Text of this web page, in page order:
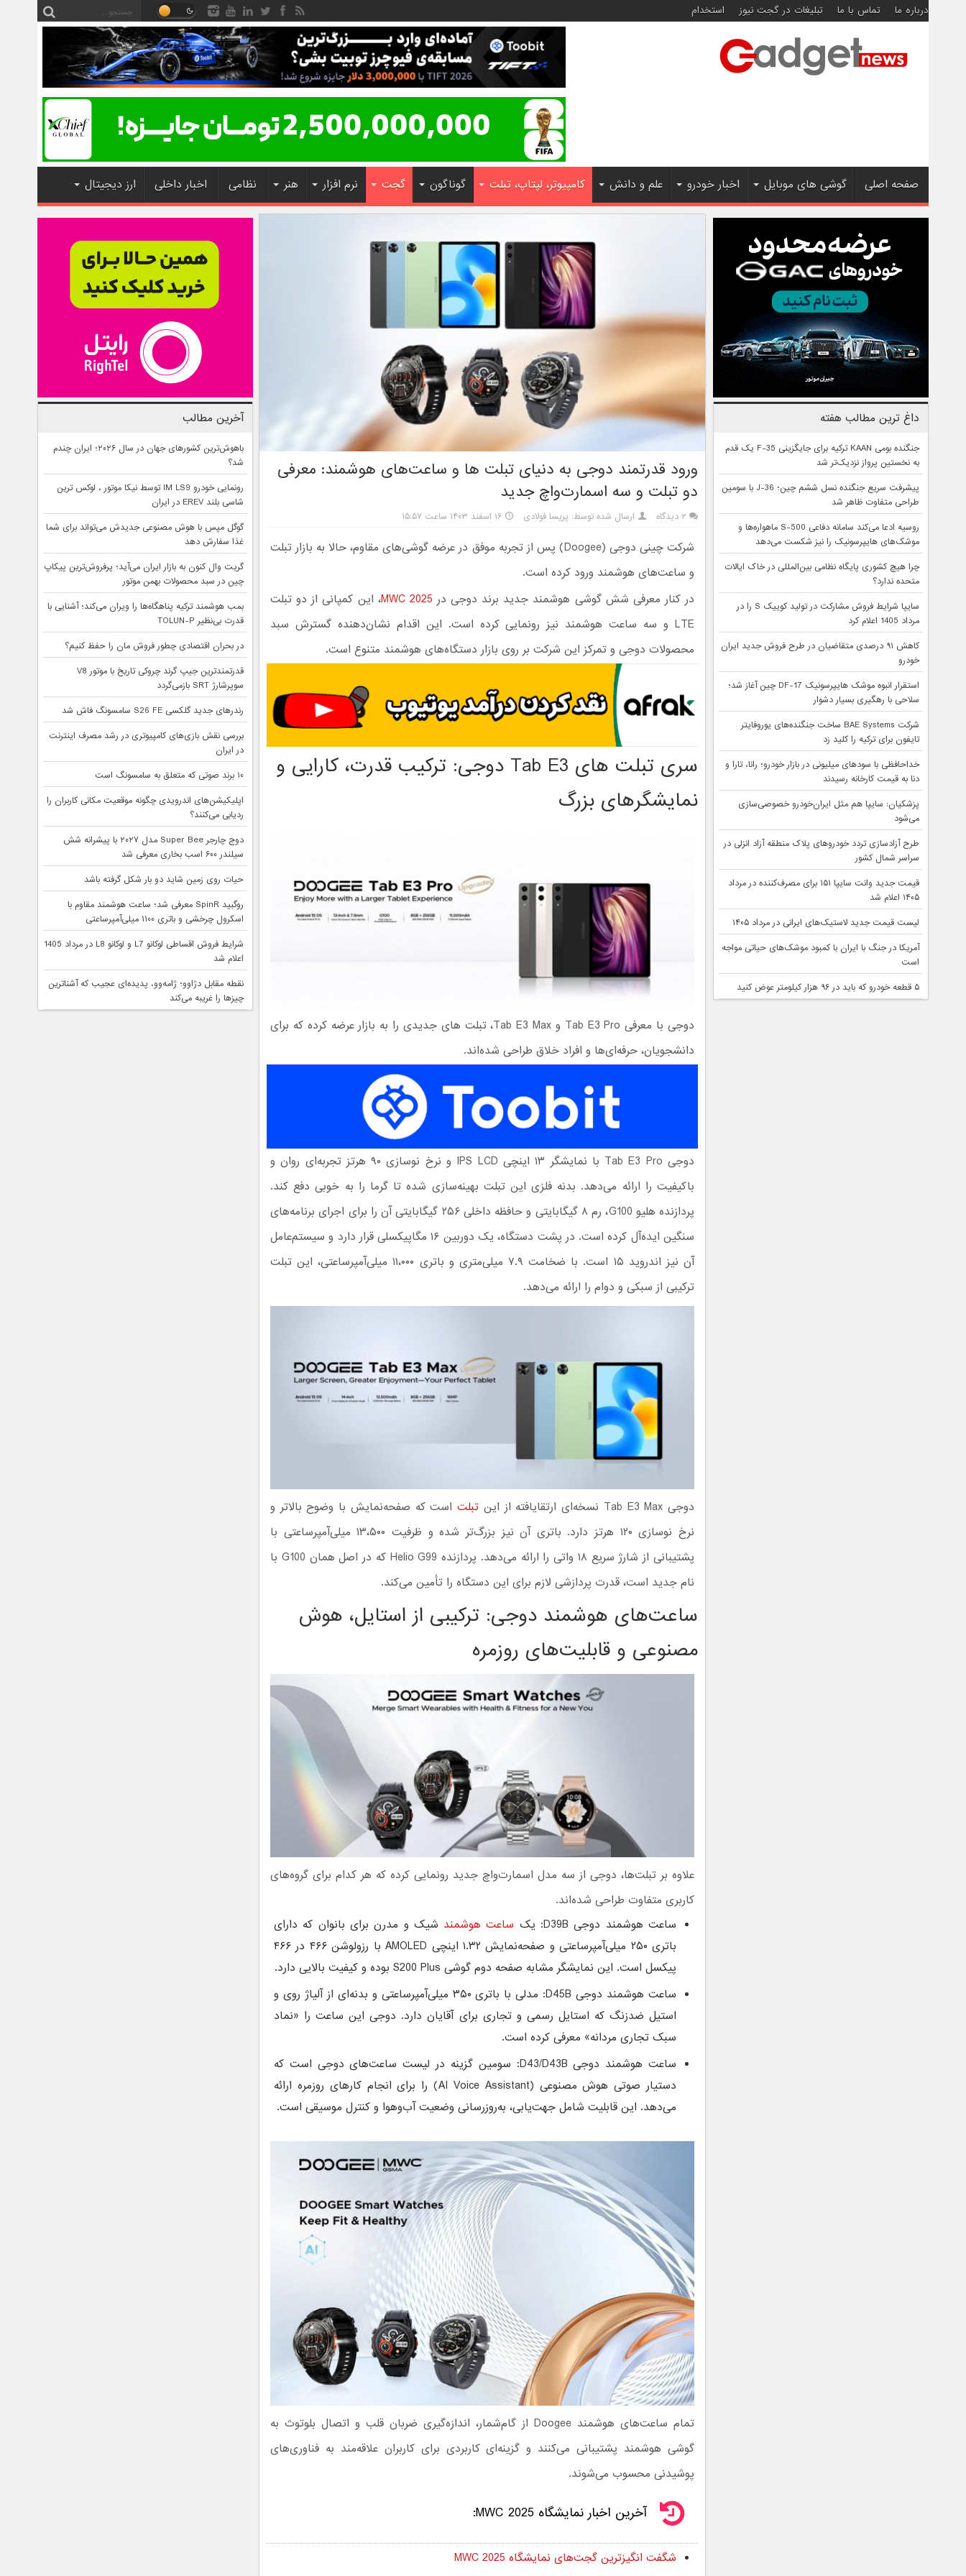
درباره ما تماس با ما تبلیغات در گجت نیوز استخدام
صفحه اصلی گوشی های موبایل اخبار خودرو علم و دانش کامپیوتر، لپتاپ، تبلت گوناگون گجت نرم افزار هنر نظامی اخبار داخلی ارز دیجیتال
ورود قدرتمند دوجی به دنیای تبلت ها و ساعت‌های هوشمند: معرفی
دو تبلت و سه اسمارت‌واچ جدید
۲ دیدگاه ارسال شده توسط: پریسا فولادی ۱۶ اسفند ۱۴۰۳ ساعت ۱۵:۵۷
شرکت چینی دوجی (Doogee) پس از تجربه موفق در عرضه گوشی‌های مقاوم، حالا به بازار تبلت
و ساعت‌های هوشمند ورود کرده است.
در کنار معرفی شش گوشی هوشمند جدید برند دوجی در MWC 2025، این کمپانی از دو تبلت
LTE و سه ساعت هوشمند نیز رونمایی کرده است. این اقدام نشان‌دهنده گسترش سبد
محصولات دوجی و تمرکز این شرکت بر روی بازار دستگاه‌های هوشمند متنوع است.
سری تبلت های Tab E3 دوجی: ترکیب قدرت، کارایی و
نمایشگرهای بزرگ
دوجی با معرفی Tab E3 Pro و Tab E3 Max، تبلت های جدیدی را به بازار عرضه کرده که برای
دانشجویان، حرفه‌ای‌ها و افراد خلاق طراحی شده‌اند.
دوجی Tab E3 Pro با نمایشگر ۱۳ اینچی IPS LCD و نرخ نوسازی ۹۰ هرتز تجربه‌ای روان و
باکیفیت را ارائه می‌دهد. بدنه فلزی این تبلت بهینه‌سازی شده تا گرما را به خوبی دفع کند.
پردازنده هلیو G100، رم ۸ گیگابایتی و حافظه داخلی ۲۵۶ گیگابایتی آن را برای اجرای برنامه‌های
سنگین ایده‌آل کرده است. در پشت دستگاه، یک دوربین ۱۶ مگاپیکسلی قرار دارد و سیستم‌عامل
آن نیز اندروید ۱۵ است. با ضخامت ۷.۹ میلی‌متری و باتری ۱۱،۰۰۰ میلی‌آمپرساعتی، این تبلت
ترکیبی از سبکی و دوام را ارائه می‌دهد.
دوجی Tab E3 Max نسخه‌ای ارتقا‌یافته از این تبلتاست که صفحه‌نمایش با وضوح بالاتر و
نرخ نوسازی ۱۲۰ هرتز دارد. باتری آن نیز بزرگ‌تر شده و ظرفیت ۱۳،۵۰۰ میلی‌آمپرساعتی با
پشتیبانی از شارژ سریع ۱۸ واتی را ارائه می‌دهد. پردازنده Helio G99 که در اصل همان G100 با
نام جدید است، قدرت پردازشی لازم برای این دستگاه را تأمین می‌کند.
ساعت‌های هوشمند دوجی: ترکیبی از استایل، هوش
مصنوعی و قابلیت‌های روزمره
علاوه بر تبلت‌ها، دوجی از سه مدل اسمارت‌واچ جدید رونمایی کرده که هر کدام برای گروه‌های
کاربری متفاوت طراحی شده‌اند.
ساعت هوشمند دوجی D39B: یک
ساعت هوشمند شیک و مدرن برای بانوان که دارای
باتری ۲۵۰ میلی‌آمپرساعتی و صفحه‌نمایش ۱.۳۲ اینچی AMOLED با رزولوشن ۴۶۶ در ۴۶۶
پیکسل است. این نمایشگر مشابه صفحه دوم گوشی S200 Plus بوده و کیفیت بالایی دارد.
ساعت هوشمند دوجی D45B: مدلی با باتری ۳۵۰ میلی‌آمپرساعتی و بدنه‌ای از آلیاژ روی و
استیل ضدزنگ که استایل رسمی و تجاری برای آقایان دارد. دوجی این ساعت را «نماد
سبک تجاری مردانه» معرفی کرده است.
ساعت هوشمند دوجی D43/D43B: سومین گزینه در لیست ساعت‌های دوجی است که
دستیار صوتی هوش مصنوعی (AI Voice Assistant) را برای انجام کارهای روزمره ارائه
می‌دهد. این قابلیت شامل جهت‌یابی، به‌روزرسانی وضعیت آب‌وهوا و کنترل موسیقی است.
تمام ساعت‌های هوشمند Doogee از گام‌شمار، اندازه‌گیری ضربان قلب و اتصال بلوتوث به
گوشی هوشمند پشتیبانی می‌کنند و گزینه‌ای کاربردی برای کاربران علاقه‌مند به فناوری‌های
پوشیدنی محسوب می‌شوند.
آخرین اخبار نمایشگاه MWC 2025:
شگفت انگیزترین گجت‌های نمایشگاه MWC 2025
داغ ترین مطالب هفته
جنگنده بومی KAAN ترکیه برای جایگزینی F-35 یک قدم
به نخستین پرواز نزدیک‌تر شد
پیشرفت سریع جنگنده نسل ششم چین؛ J-36 با سومین
طراحی متفاوت ظاهر شد
روسیه ادعا می‌کند سامانه دفاعی S-500 ماهواره‌ها و
موشک‌های هایپرسونیک را نیز شکست می‌دهد
چرا هیچ کشوری پایگاه نظامی بین‌المللی در خاک ایالات
متحده ندارد؟
سایپا شرایط فروش مشارکت در تولید کوییک S را در
مرداد 1405 اعلام کرد
کاهش ۹۱ درصدی متقاضیان در طرح فروش جدید ایران
خودرو
استقرار انبوه موشک هایپرسونیک DF-17 چین آغاز شد؛
سلاحی با رهگیری بسیار دشوار
شرکت BAE Systems ساخت جنگنده‌های یوروفایتر
تایفون برای ترکیه را کلید زد
خداحافظی با سودهای میلیونی در بازار خودرو؛ رانا، تارا و
دنا به قیمت کارخانه رسیدند
پزشکیان: سایپا هم مثل ایران‌خودرو خصوصی‌سازی
می‌شود
طرح آزادسازی تردد خودروهای پلاک منطقه آزاد انزلی در
سراسر شمال کشور
قیمت جدید وانت سایپا ۱۵۱ برای مصرف‌کننده در مرداد
۱۴۰۵ اعلام شد
لیست قیمت جدید لاستیک‌های ایرانی در مرداد ۱۴۰۵
آمریکا در جنگ با ایران با کمبود موشک‌های حیاتی مواجه
است
۵ قطعه خودرو که باید در ۹۶ هزار کیلومتر عوض کنید
آخرین مطالب
باهوش‌ترین کشورهای جهان در سال ۲۰۲۶؛ ایران چندم
شد؟
رونمایی خودرو IM LS9 توسط نیکا موتور ، لوکس ترین
شاسی بلند EREV در ایران
گوگل مپس با هوش مصنوعی جدیدش می‌تواند برای شما
غذا سفارش دهد
گریت وال کنون به بازار ایران می‌آید؛ پرفروش‌ترین پیکاپ
چین در سبد محصولات بهمن موتور
بمب هوشمند ترکیه پناهگاه‌ها را ویران می‌کند؛ آشنایی با
قدرت بی‌نظیر TOLUN-P
در بحران اقتصادی چطور فروش مان را حفظ کنیم؟
قدرتمندترین جیپ گرند چروکی تاریخ با موتور V8
سوپرشارژ SRT بازمی‌گردد
رندرهای جدید گلکسی S26 FE سامسونگ فاش شد
بررسی نقش بازی‌های کامپیوتری در رشد مصرف اینترنت
در ایران
۱۰ برند صوتی که متعلق به سامسونگ است
اپلیکیشن‌های اندرویدی چگونه موقعیت مکانی کاربران را
ردیابی می‌کنند؟
دوج چارجر Super Bee مدل ۲۰۲۷ با پیشرانه شش
سیلندر ۶۰۰ اسب بخاری معرفی شد
حیات روی زمین شاید دو بار شکل گرفته باشد
روگبید SpinR معرفی شد؛ ساعت هوشمند مقاوم با
اسکرول چرخشی و باتری ۱۱۰۰ میلی‌آمپرساعتی
شرایط فروش اقساطی لوکانو L7 و لوکانو L8 در مرداد 1405
اعلام شد
نقطه مقابل دژاوو؛ ژامه‌وو، پدیده‌ای عجیب که آشناترین
چیزها را غریبه می‌کند